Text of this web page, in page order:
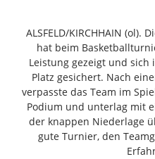
Antrifttal
Feldatal
Freiensteinau
Gemünden
Grebenau
Grebenhain
ALSFELD/KIRCHHAIN (ol).
hat beim
Leistung gezeigt und
Platz gesichert. Nach
verpasste das Team im
Podium und unterlag mit
der knappen Niederlage
gute Turnier, den